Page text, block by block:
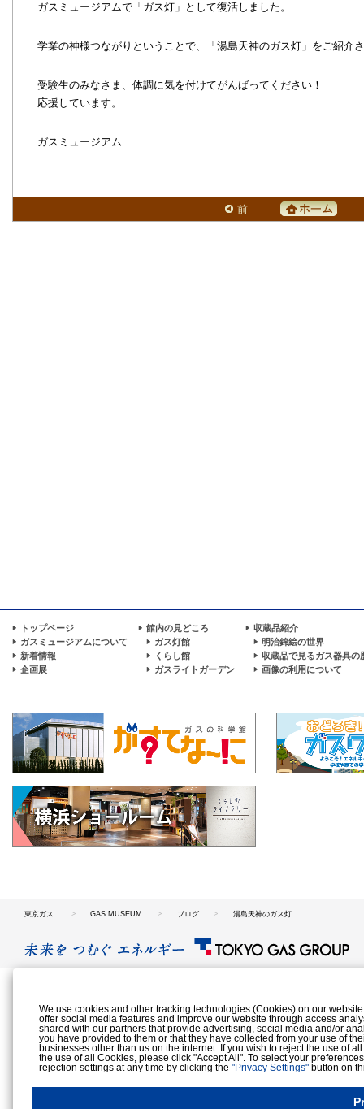
ガスミュージアムで「ガス灯」として復活しました。
学業の神様つながりということで、「湯島天神のガス灯」をご紹介
受験生のみなさま、体調に気を付けてがんばってください！
応援しています。
ガスミュージアム
前
トップページ
ガスミュージアムについて
新着情報
企画展
館内の見どころ
ガス灯館
くらし館
ガスライトガーデン
収蔵品紹介
明治錦絵の世界
収蔵品で見るガス器具の
画像の利用について
東京ガス GAS MUSEUM ブログ 湯島天神のガス灯
We use cookies and other tracking technologies (Cookies) on our
offer social media features and improve our website through access
shared with our partners that provide advertising, social media and/or
you have provided to them or that they have collected from your use of
businesses other than us on the internet. If you wish to reject the use of
the use of all Cookies, please click "Accept All". To select your
rejection settings at any time by clicking the "Privacy Settings" button on
Cookies Details